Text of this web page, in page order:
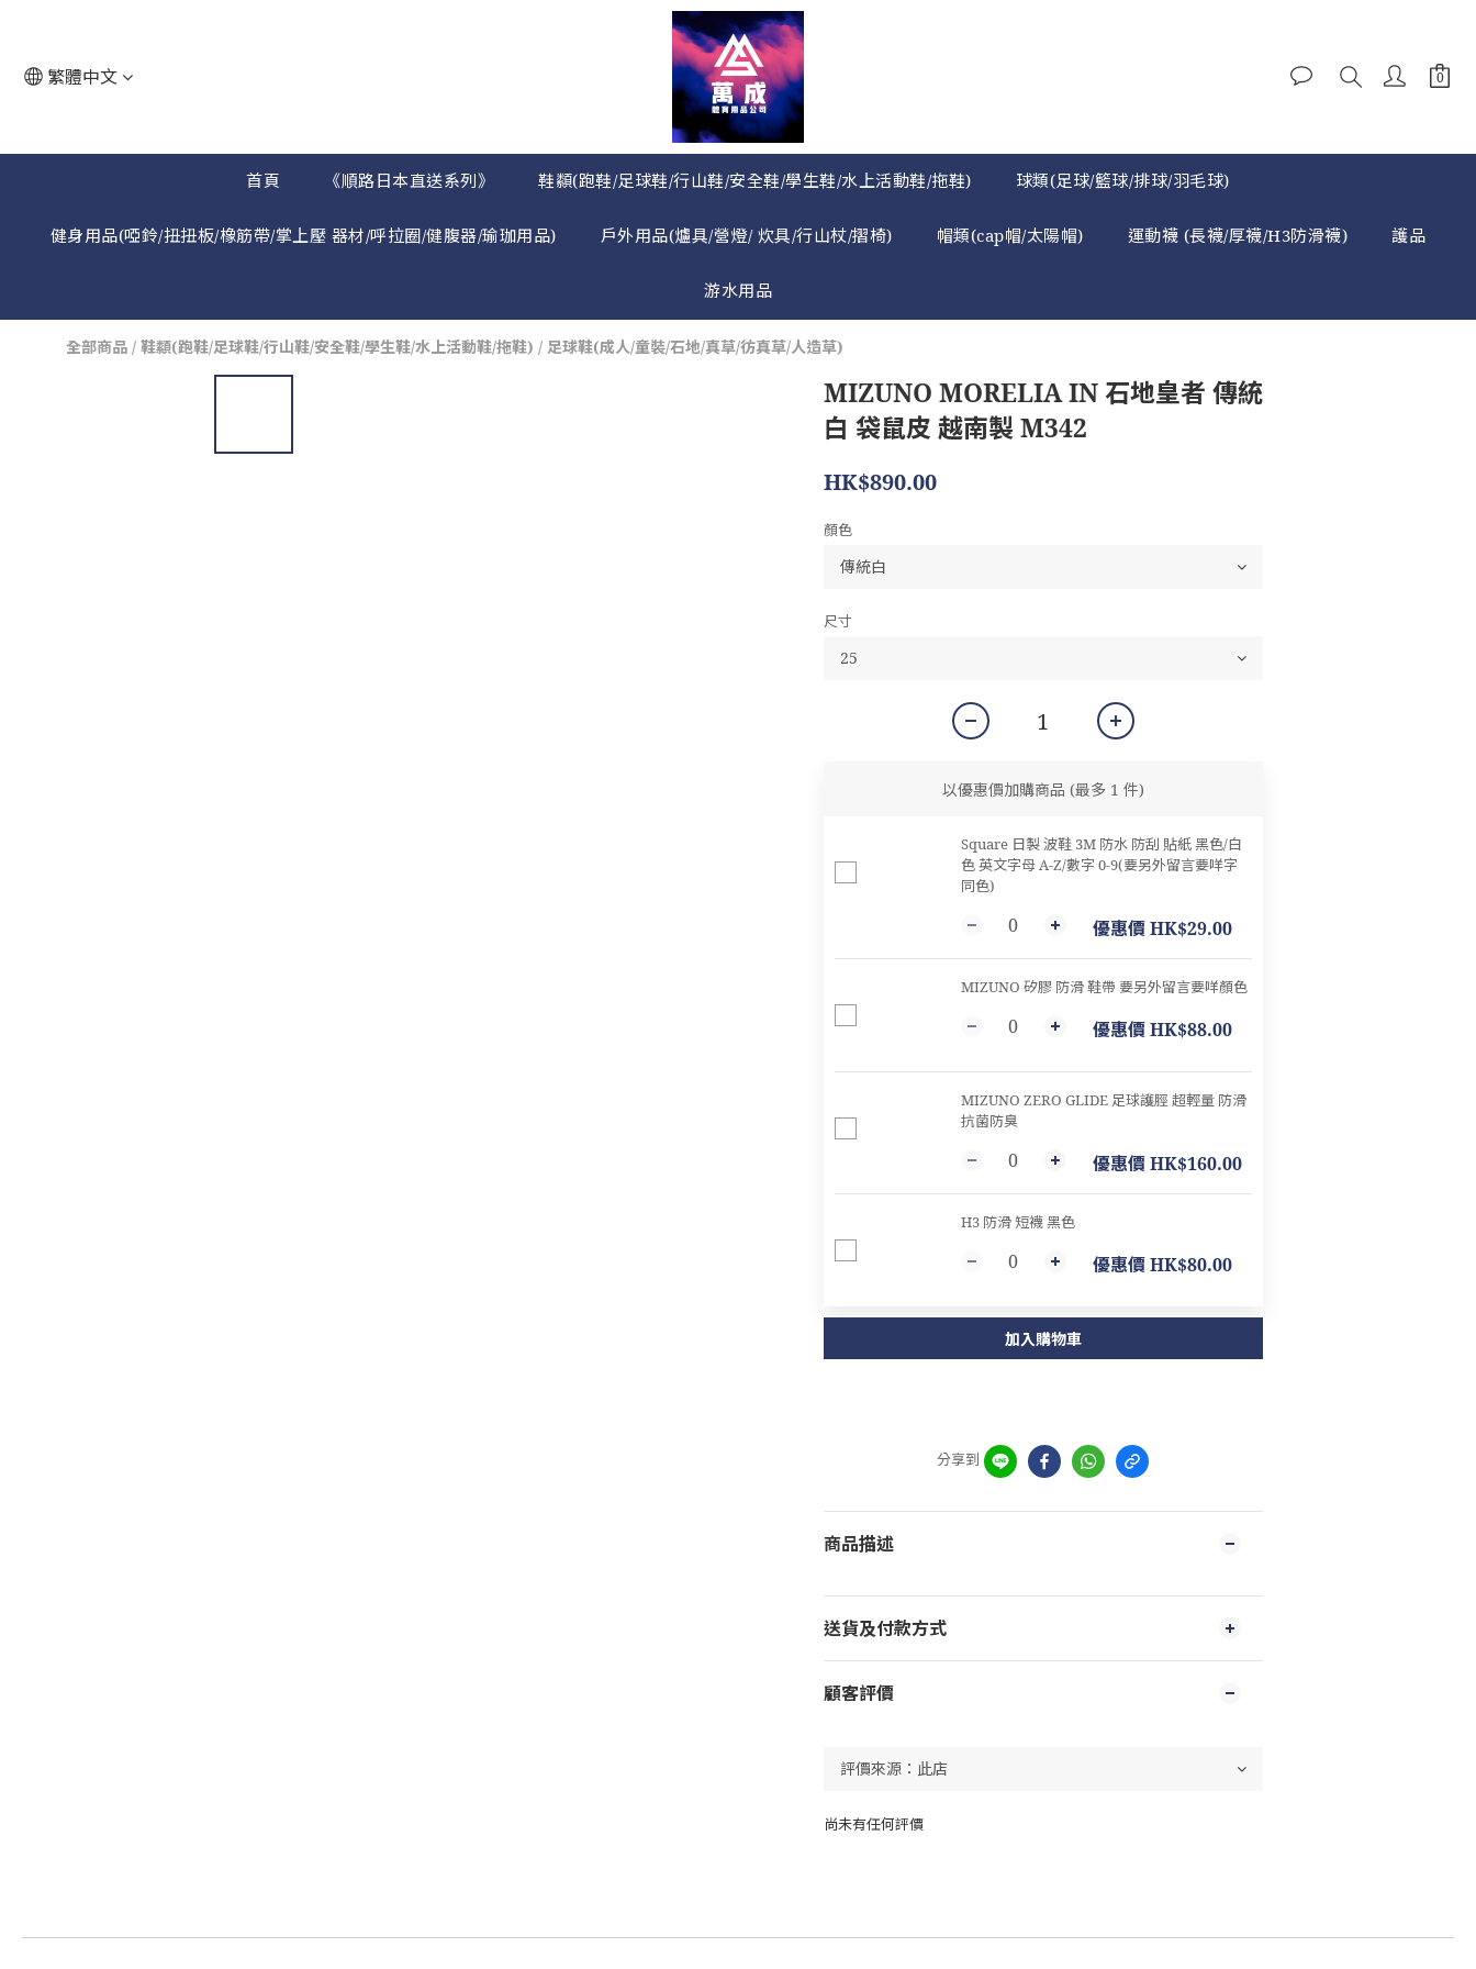
繁體中文
首頁 《順路日本直送系列》 鞋纇(跑鞋/足球鞋/行山鞋/安全鞋/學生鞋/水上活動鞋/拖鞋) 球類(足球/籃球/排球/羽毛球)
健身用品(啞鈴/扭扭板/橡筋帶/掌上壓 器材/呼拉圈/健腹器/瑜珈用品) 戶外用品(爐具/營燈/ 炊具/行山杖/摺椅) 帽類(cap帽/太陽帽) 運動襪 (長襪/厚襪/H3防滑襪) 護品
游水用品
全部商品 / 鞋纇(跑鞋/足球鞋/行山鞋/安全鞋/學生鞋/水上活動鞋/拖鞋) / 足球鞋(成人/童裝/石地/真草/彷真草/人造草)
MIZUNO MORELIA IN 石地皇者 傳統
白 袋鼠皮 越南製 M342
HK$890.00
顏色
尺寸
以優惠價加購商品 (最多 1 件)
Square 日製 波鞋 3M 防水 防刮 貼紙 黑色/白
色 英文字母 A-Z/數字 0-9(要另外留言要咩字
同色)
優惠價 HK$29.00
MIZUNO 矽膠 防滑 鞋帶 要另外留言要咩顏色
優惠價 HK$88.00
MIZUNO ZERO GLIDE 足球護脛 超輕量 防滑
抗菌防臭
優惠價 HK$160.00
H3 防滑 短襪 黑色
優惠價 HK$80.00
加入購物車
分享到
商品描述
送貨及付款方式
顧客評價
尚未有任何評價